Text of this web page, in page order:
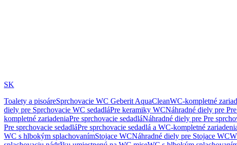
SK
Toalety a pisoáreSprchovacie WC Geberit AquaCleanWC-kompletné
diely pre Sprchovacie WC sedadláPre keramiky WCNáhradné diely pre
kompletné zariadeniaPre sprchovacie sedadláNáhradné diely pre Pre
Pre sprchovacie sedadláPre sprchovacie sedadlá a WC-kompletné
WC s hlbokým splachovanímStojace WCNáhradné diely pre Stojace WC